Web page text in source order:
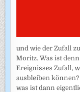
und wie der Zufall
Moritz. Was ist
Ereignisses Zufall,
ausbleiben
was ist dann